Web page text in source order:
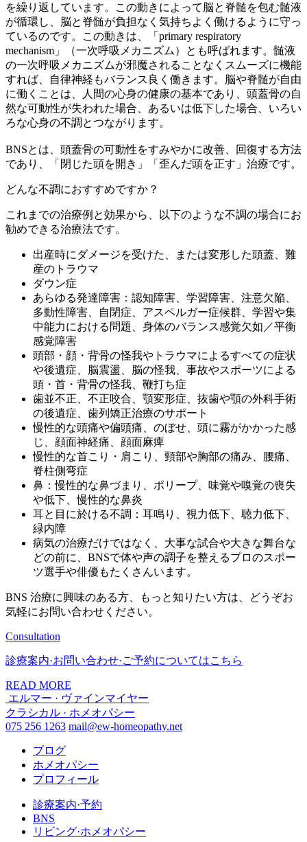
を繰り返しています。この動きによって脳と脊髄を包む髄液
が循環し、脳と脊髄が負担なく気持ちよく働けるように守っ
ているのです。この動きは、「primary respiratory
mechanism」（一次呼吸メカニズム）とも呼ばれます。髄液
の一次呼吸メカニズムが邪魔されることなくスムーズに機能
すれば、自律神経もバランス良く働きます。脳や脊髄が自由
に働くことは、人間の心身の健康の基本であり、頭蓋骨の自
然な可動性が失われた場合、あるいは低下した場合、いろい
ろな心身の不調とつながります。
BNSとは、頭蓋骨の可動性をすみやかに改善、回復する方法
であり、「閉じた頭を開き」「歪んだ頭を正す」治療です。
どんな不調におすすめですか？
これまでの治療例と効果から、以下のような不調の場合にお
勧めできる治療法です。
出産時にダメージを受けた、または変形した頭蓋、難
産のトラウマ
ダウン症
あらゆる発達障害：認知障害、学習障害、注意欠陥、
多動性障害、自閉症、アスペルガー症候群、学習や集
中能力における問題、身体のバランス感覚欠如／平衡
感覚障害
頭部・顔・背骨の怪我やトラウマによるすべての症状
や後遺症、脳震盪、脳の怪我、事故やスポーツによる
頭・首・背骨の怪我、鞭打ち症
歯並不正、不正咬合、顎変形症、抜歯や顎の外科手術
の後遺症、歯列矯正治療のサポート
慢性的な頭痛や偏頭痛、のぼせ、頭に霧がかかった感
じ、顔面神経痛、顔面麻痺
慢性的な首こり・肩こり、頸部や胸部の痛み、腰痛、
脊柱側弯症
鼻：慢性的な鼻づまり、ポリープ、味覚や嗅覚の喪失
や低下、慢性的な鼻炎
耳と目に於ける不調：耳鳴り、視力低下、聴力低下、
緑内障
病気の治療だけではなく、大事な試合や大きな舞台な
どの前に、BNSで体や声の調子を整えるプロのスポー
ツ選手や俳優もたくさんいます。
BNS 治療に興味のある方、もっと知りたい方は、どうぞお
気軽にお問い合わせください。
Consultation
診療案内·お問い合わせ·ご予約についてはこちら
READ MORE
エルマー · ヴァインマイヤー
クラシカル · ホメオパシー
075 256 1263 mail@ew-homeopathy.net
ブログ
ホメオパシー
プロフィール
診療案内·予約
BNS
リビング·ホメオパシー